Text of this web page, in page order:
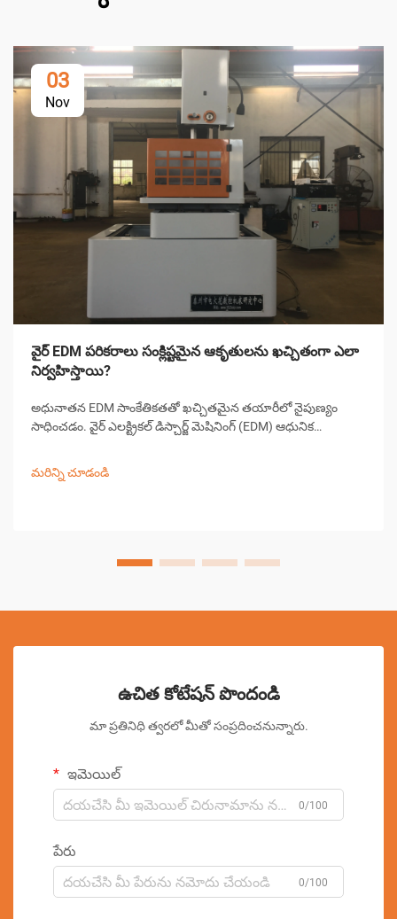
03
Nov
వైర్ EDM పరికరాలు సంక్లిష్టమైన ఆకృతులను ఖచ్చితంగా ఎలా
నిర్వహిస్తాయి?
అధునాతన EDM సాంకేతికతతో ఖచ్చితమైన తయారీలో నైపుణ్యం
సాధించడం. వైర్ ఎలక్ట్రికల్ డిస్చార్జ్ మెషినింగ్ (EDM) ఆధునిక
సామర్థ్యాలను అందిస్తుంది...
మరిన్ని చూడండి
ఉచిత కోటేషన్ పొందండి
మా ప్రతినిధి త్వరలో మీతో సంప్రదించనున్నారు.
ఇమెయిల్
0/100
పేరు
0/100